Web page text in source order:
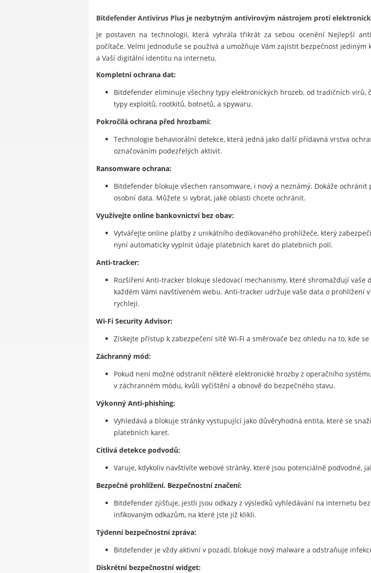
Bitdefender Antivirus Plus je nezbytným antivirovým nástrojem proti
Je postaven na technologii, která vyhrála třikrát za sebou ocenění Nejlepší
počítače. Velmi jednoduše se používá a umožňuje Vám zajistit bezpečnost
a Vaší digitální identitu na internetu.
Kompletní ochrana dat:
Bitdefender eliminuje všechny typy elektronických hrozeb, od tradičních
typy exploitů, rootkitů, botnetů, a spywaru.
Pokročilá ochrana před hrozbami:
Technologie behaviorální detekce, která jedná jako další přídavná vrstva
označováním podezřelých aktivit.
Ransomware ochrana:
Bitdefender blokuje všechen ransomware, i nový a neznámý. Dokáže
osobní data. Můžete si vybrat, jaké oblasti chcete ochránit.
Využívejte online bankovnictví bez obav:
Vytvářejte online platby z unikátního dedikovaného prohlížeče, který
nyní automaticky vyplnit údaje platebních karet do platebních polí.
Anti-tracker:
Rozšíření Anti-tracker blokuje sledovací mechanismy, které shromažďují
každém Vámi navštíveném webu. Anti-tracker udržuje vaše data o prohlížení
rychleji.
Wi-Fi Security Advisor:
Získejte přístup k zabezpečení sítě Wi-Fi a směrovače bez ohledu na to, kde
Záchranný mód:
Pokud není možné odstranit některé elektronické hrozby z operačního
v záchranném módu, kvůli vyčištění a obnově do bezpečného stavu.
Výkonný Anti-phishing:
Vyhledává a blokuje stránky vystupující jako důvěryhodná entita, které se
platebních karet.
Citlivá detekce podvodů:
Varuje, kdykoliv navštívíte webové stránky, které jsou potenciálně podvodné,
Bezpečné prohlížení. Bezpečnostní značení:
Bitdefender zjišťuje, jestli jsou odkazy z výsledků vyhledávání na internetu
infikovaným odkazům, na které jste již klikli.
Týdenní bezpečnostní zpráva:
Bitdefender je vždy aktivní v pozadí, blokuje nový malware a odstraňuje
Diskrétní bezpečnostní widget: